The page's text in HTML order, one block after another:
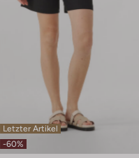
Letzter Artikel
-60%